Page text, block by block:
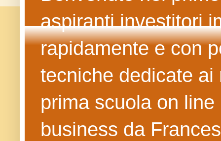
aspiranti investitori
rapidamente e con
tecniche dedicate
prima scuola on
business da